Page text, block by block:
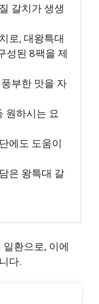
갈치가 생생
로, 대왕특대
성된 8팩을 제
부한 맛을 자
원하시는 요
에도 도움이
은 왕특대 갈
환으로, 이에
다.